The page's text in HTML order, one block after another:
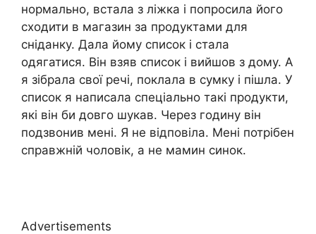
нормально, встала з ліжка і попросила його
сходити в магазин за продуктами для
сніданку. Дала йому список і стала
одягатися. Він взяв список і вийшов з дому. А
я зібрала свої речі, поклала в сумку і пішла. У
список я написала спеціально такі продукти,
які він би довго шукав. Через годину він
подзвонив мені. Я не відповіла. Мені потрібен
справжній чоловік, а не мамин синок.
Advertisements